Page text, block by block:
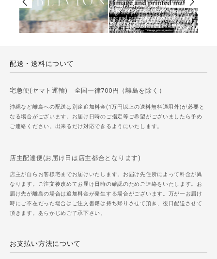
配送・送料について
宅急便(ヤマト運輸) 全国一律700円（離島を除く）
沖縄など離島への配送は別途追加料金(1万円以上の送料無料適用外)が必要と
なる場合がございます。お届け日時のご指定等ご希望がございましたら予め
ご連絡ください。出来るだけ対応できるようにいたします。
店主配達便(お届け日は店主都合となります)
店主が自らお客様宅までお届けいたします。お届け先住所によって料金が異
なります。ご注文後改めてお届け日時の確認のためご連絡をいたします。お
届け先が離島の場合は追加料金が発生する場合がございます。万が一お届け
時にご不在だった場合はご注文書籍は持ち帰りさせて頂き、後日配送させて
頂きます。あらかじめご了承下さい。
お支払い方法について